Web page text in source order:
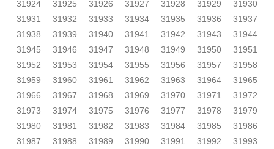
31924
31925 31926 31927 31928 31929
31930
31931
31932 31933 31934 31935 31936
31937
31938
31939 31940 31941 31942 31943
31944
31945
31946 31947 31948 31949 31950
31951
31952
31953 31954 31955 31956 31957
31958
31959
31960 31961 31962 31963 31964
31965
31966
31967 31968 31969 31970 31971
31972
31973
31974 31975 31976 31977 31978
31979
31980
31981 31982 31983 31984 31985
31986
31987
31988 31989 31990 31991 31992
31993